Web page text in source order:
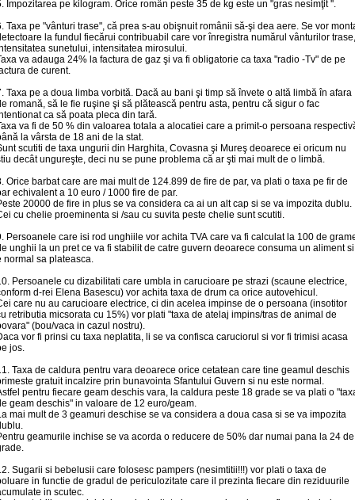
Impozitarea pe kilogram. Orice român peste 35 de kg este un "gras nesimţit ''.
Taxa pe "vânturi trase", că prea s-au obişnuit românii să-şi dea aere. Se vor
la fundul fiecărui contribuabil care vor înregistra numărul vânturilor trase,
sunetului, intensitatea mirosului.
va adauga 24% la factura de gaz şi va fi obligatorie ca taxa "radio -Tv" de pe
de curent.
Taxa pe a doua limba vorbită. Dacă au bani şi timp să învete o altă limbă în afara
romană, să le fie ruşine şi să plătească pentru asta, pentru că sigur o fac
ca să poata pleca din tară.
va fi de 50 % din valoarea totala a alocatiei care a primit-o persoana
la vârsta de 18 ani de la stat.
scutiti de taxa ungurii din Harghita, Covasna şi Mureş deoarece ei oricum nu
decât ungureşte, deci nu se pune problema că ar şti mai mult de o limbă.
Orice barbat care are mai mult de 124.899 de fire de par, va plati o taxa pe fir de
echivalent a 10 euro / 1000 fire de par.
20000 de fire in plus se va considera ca ai un alt cap si se va impozita dublu.
cu chelie proeminenta si /sau cu suvita peste chelie sunt scutiti.
Persoanele care isi rod unghiile vor achita TVA care va fi calculat la 100 de
unghii la un pret ce va fi stabilit de catre guvern deoarece consuma un aliment si
normal sa plateasca.
Persoanele cu dizabilitati care umbla in carucioare pe strazi (scaune electrice,
d-rei Elena Basescu) vor achita taxa de drum ca orice autovehicul.
care nu au carucioare electrice, ci din acelea impinse de o persoana (insotitor
retributia micsorata cu 15%) vor plati "taxa de atelaj impins/tras de animal de
(bou/vaca in cazul nostru).
vor fi prinsi cu taxa neplatita, li se va confisca caruciorul si vor fi trimisi acasa
jos.
Taxa de caldura pentru vara deoarece orice cetatean care tine geamul deschis
gratuit incalzire prin bunavointa Sfantului Guvern si nu este normal.
pentru fiecare geam deschis vara, la caldura peste 18 grade se va plati o
geam deschis" in valoare de 12 euro/geam.
mai mult de 3 geamuri deschise se va considera a doua casa si se va impozita
geamurile inchise se va acorda o reducere de 50% dar numai pana la 24 de
Sugarii si bebelusii care folosesc pampers (nesimtitii!!!) vor plati o taxa de
in functie de gradul de periculozitate care il prezinta fiecare din reziduurile
in scutec.